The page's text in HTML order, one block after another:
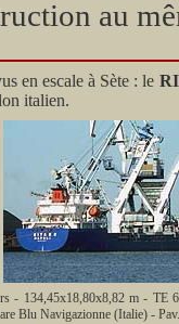
au
en escale à Sète : le
italien.
- 134,45x18,80x8,82 m -
Blu Navigazionne (Italie) -